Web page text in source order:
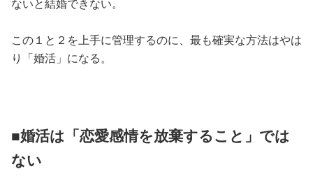
ないと結婚できない。
この１と２を上手に管理するのに、最も確実な方法はやは
り「婚活」になる。
■婚活は「恋愛感情を放棄すること」では
ない